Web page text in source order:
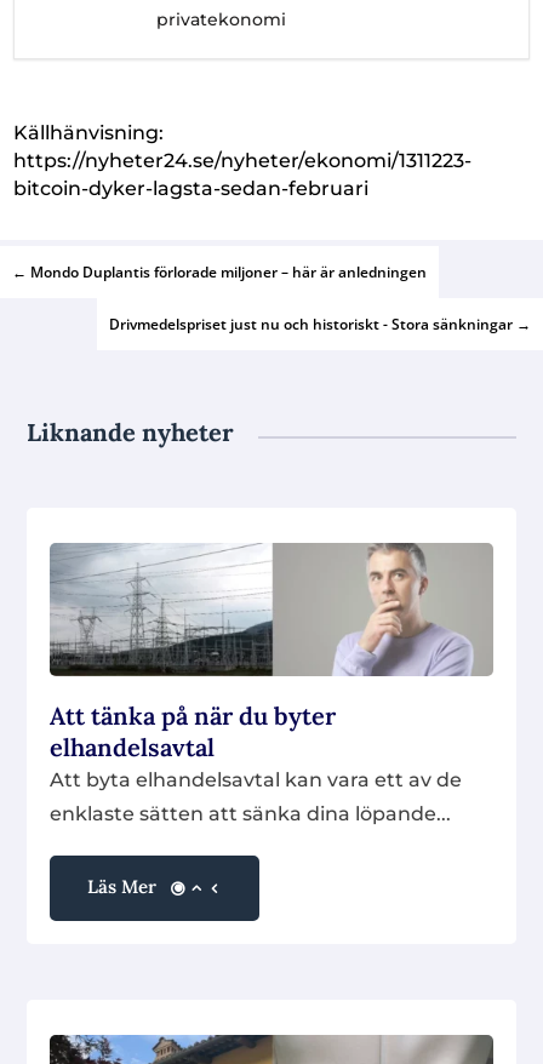
privatekonomi
Källhänvisning:
https://nyheter24.se/nyheter/ekonomi/1311223-
bitcoin-dyker-lagsta-sedan-februari
← Mondo Duplantis förlorade miljoner – här är anledningen
Drivmedelspriset just nu och historiskt - Stora sänkningar →
Liknande nyheter
Att tänka på när du byter
elhandelsavtal
Att byta elhandelsavtal kan vara ett av de
enklaste sätten att sänka dina löpande...
Läs Mer